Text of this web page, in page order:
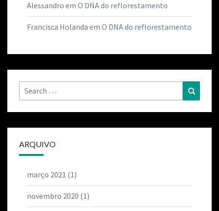
Alessandro em O DNA do reflorestamento
Francisca Holanda em O DNA do reflorestamento
ARQUIVO
março 2021 (1)
novembro 2020 (1)